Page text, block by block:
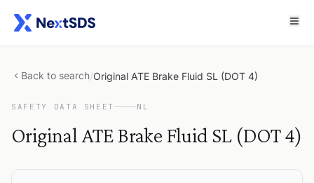
Back to search/Original ATE Brake Fluid SL (DOT 4)
SAFETY DATA SHEET NL
Original ATE Brake Fluid SL (DOT 4)